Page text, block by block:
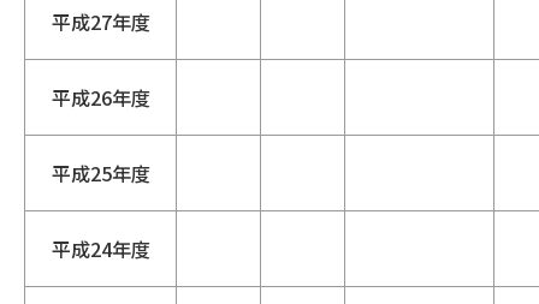
平成27年度
平成26年度
平成25年度
平成24年度